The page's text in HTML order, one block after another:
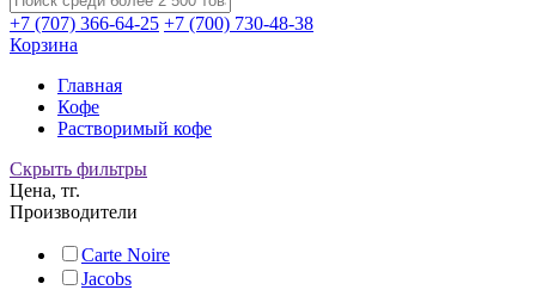
+7 (707) 366-64-25 +7 (700) 730-48-38
Корзина
Главная
Кофе
Растворимый кофе
Скрыть фильтры
Цена, тг.
Производители
Carte Noire
Jacobs